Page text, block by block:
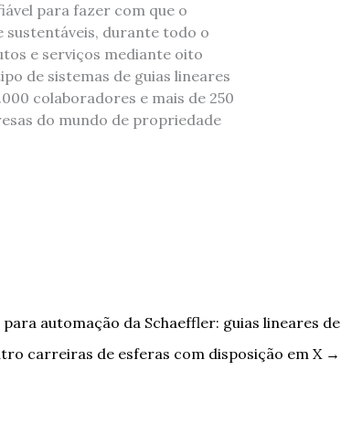
para fazer com que o
sustentáveis, durante todo o
e serviços mediante oito
de sistemas de guias lineares
colaboradores e mais de 250
do mundo de propriedade
para automação da Schaeffler: guias lineares de
carreiras de esferas com disposição em X →